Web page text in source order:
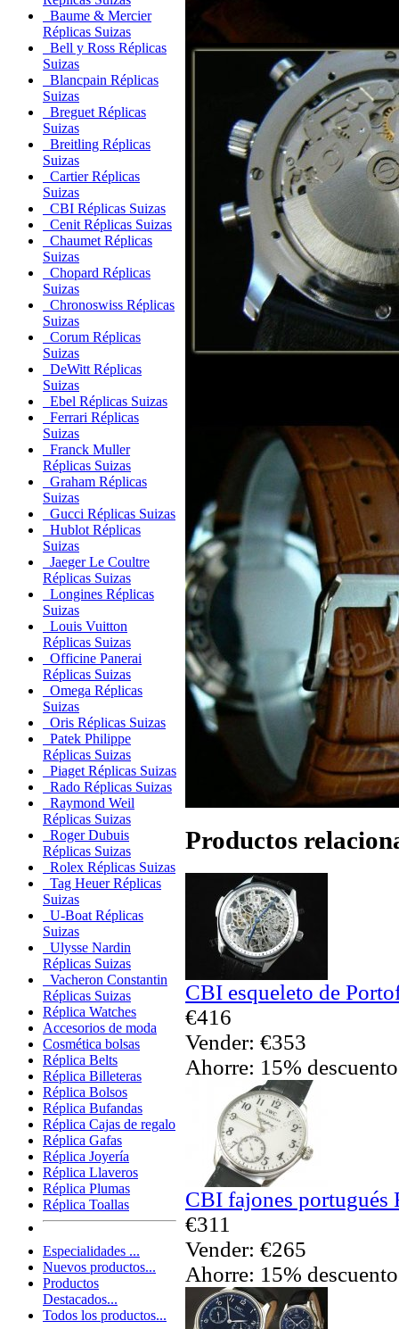
Baume & Mercier
Réplicas Suizas
Bell y Ross Réplicas
Suizas
Blancpain Réplicas
Suizas
Breguet Réplicas
Suizas
Breitling Réplicas
Suizas
Cartier Réplicas
Suizas
CBI Réplicas Suizas
Cenit Réplicas Suizas
Chaumet Réplicas
Suizas
Chopard Réplicas
Suizas
Chronoswiss Réplicas
Suizas
Corum Réplicas
Suizas
DeWitt Réplicas
Suizas
Ebel Réplicas Suizas
Ferrari Réplicas
Suizas
Franck Muller
Réplicas Suizas
Graham Réplicas
Suizas
Gucci Réplicas Suizas
Hublot Réplicas
Suizas
Jaeger Le Coultre
Réplicas Suizas
Longines Réplicas
Suizas
Louis Vuitton
Réplicas Suizas
Officine Panerai
Réplicas Suizas
Omega Réplicas
Suizas
Oris Réplicas Suizas
Patek Philippe
Réplicas Suizas
Piaget Réplicas Suizas
Rado Réplicas Suizas
Raymond Weil
Réplicas Suizas
Roger Dubuis
Réplicas Suizas
Rolex Réplicas Suizas
Tag Heuer Réplicas
Suizas
U-Boat Réplicas
Suizas
Ulysse Nardin
Réplicas Suizas
Vacheron Constantin
Réplicas Suizas
Réplica Watches
Accesorios de moda
Cosmética bolsas
Réplica Belts
Réplica Billeteras
Réplica Bolsos
Réplica Bufandas
Réplica Cajas de regalo
Réplica Gafas
Réplica Joyería
Réplica Llaveros
Réplica Plumas
Réplica Toallas
Especialidades ...
Nuevos productos...
Productos
Destacados...
Todos los productos...
Productos
CBI esqueleto de
€416
Vender: €353
Ahorre: 15% descuento
CBI fajones portugués
€311
Vender: €265
Ahorre: 15% descuento